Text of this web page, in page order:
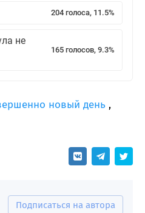
204 голоса, 11.5%
не
165 голосов, 9.3%
новый день ,
Подписаться на автора